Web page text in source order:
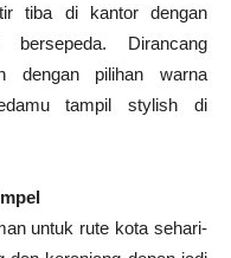
tiba di kantor dengan
bersepeda. Dirancang
dengan pilihan warna
tampil stylish di
untuk rute kota sehari-